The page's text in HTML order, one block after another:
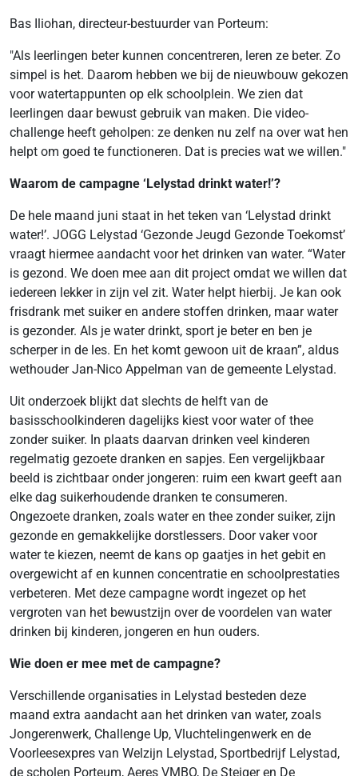
Bas Iliohan, directeur-bestuurder van Porteum:
"Als leerlingen beter kunnen concentreren, leren ze beter. Zo
simpel is het. Daarom hebben we bij de nieuwbouw gekozen
voor watertappunten op elk schoolplein. We zien dat
leerlingen daar bewust gebruik van maken. Die video-
challenge heeft geholpen: ze denken nu zelf na over wat hen
helpt om goed te functioneren. Dat is precies wat we willen."
Waarom de campagne ‘Lelystad drinkt water!’?
De hele maand juni staat in het teken van ‘Lelystad drinkt
water!’. JOGG Lelystad ‘Gezonde Jeugd Gezonde Toekomst’
vraagt hiermee aandacht voor het drinken van water. “Water
is gezond. We doen mee aan dit project omdat we willen dat
iedereen lekker in zijn vel zit. Water helpt hierbij. Je kan ook
frisdrank met suiker en andere stoffen drinken, maar water
is gezonder. Als je water drinkt, sport je beter en ben je
scherper in de les. En het komt gewoon uit de kraan”, aldus
wethouder Jan-Nico Appelman van de gemeente Lelystad.
Uit onderzoek blijkt dat slechts de helft van de
basisschoolkinderen dagelijks kiest voor water of thee
zonder suiker. In plaats daarvan drinken veel kinderen
regelmatig gezoete dranken en sapjes. Een vergelijkbaar
beeld is zichtbaar onder jongeren: ruim een kwart geeft aan
elke dag suikerhoudende dranken te consumeren.
Ongezoete dranken, zoals water en thee zonder suiker, zijn
gezonde en gemakkelijke dorstlessers. Door vaker voor
water te kiezen, neemt de kans op gaatjes in het gebit en
overgewicht af en kunnen concentratie en schoolprestaties
verbeteren. Met deze campagne wordt ingezet op het
vergroten van het bewustzijn over de voordelen van water
drinken bij kinderen, jongeren en hun ouders.
Wie doen er mee met de campagne?
Verschillende organisaties in Lelystad besteden deze
maand extra aandacht aan het drinken van water, zoals
Jongerenwerk, Challenge Up, Vluchtelingenwerk en de
Voorleesexpres van Welzijn Lelystad, Sportbedrijf Lelystad,
de scholen Porteum, Aeres VMBO, De Steiger en De